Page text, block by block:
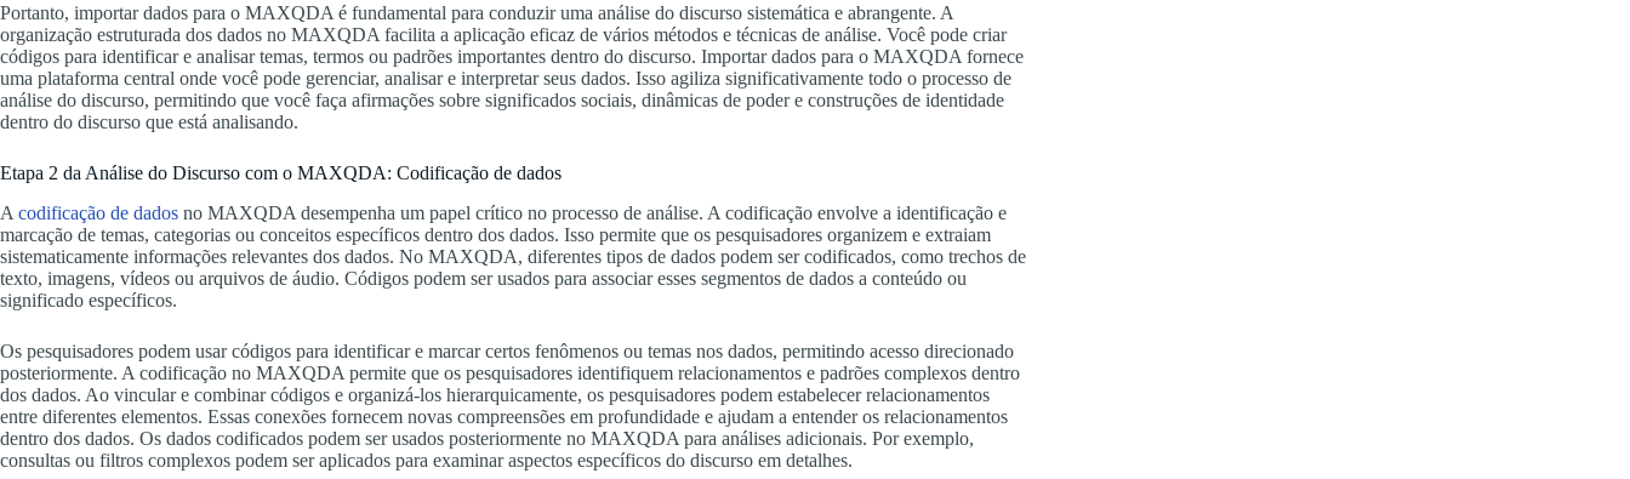
Portanto, importar dados para o MAXQDA é fundamental para conduzir uma análise do discurso sistemática e abrangente. A
organização estruturada dos dados no MAXQDA facilita a aplicação eficaz de vários métodos e técnicas de análise. Você pode criar
códigos para identificar e analisar temas, termos ou padrões importantes dentro do discurso. Importar dados para o MAXQDA fornece
uma plataforma central onde você pode gerenciar, analisar e interpretar seus dados. Isso agiliza significativamente todo o processo de
análise do discurso, permitindo que você faça afirmações sobre significados sociais, dinâmicas de poder e construções de identidade
dentro do discurso que está analisando.
Etapa 2 da Análise do Discurso com o MAXQDA: Codificação de dados
A codificação de dados no MAXQDA desempenha um papel crítico no processo de análise. A codificação envolve a identificação e
marcação de temas, categorias ou conceitos específicos dentro dos dados. Isso permite que os pesquisadores organizem e extraiam
sistematicamente informações relevantes dos dados. No MAXQDA, diferentes tipos de dados podem ser codificados, como trechos de
texto, imagens, vídeos ou arquivos de áudio. Códigos podem ser usados para associar esses segmentos de dados a conteúdo ou
significado específicos.
Os pesquisadores podem usar códigos para identificar e marcar certos fenômenos ou temas nos dados, permitindo acesso direcionado
posteriormente. A codificação no MAXQDA permite que os pesquisadores identifiquem relacionamentos e padrões complexos dentro
dos dados. Ao vincular e combinar códigos e organizá-los hierarquicamente, os pesquisadores podem estabelecer relacionamentos
entre diferentes elementos. Essas conexões fornecem novas compreensões em profundidade e ajudam a entender os relacionamentos
dentro dos dados. Os dados codificados podem ser usados posteriormente no MAXQDA para análises adicionais. Por exemplo,
consultas ou filtros complexos podem ser aplicados para examinar aspectos específicos do discurso em detalhes.